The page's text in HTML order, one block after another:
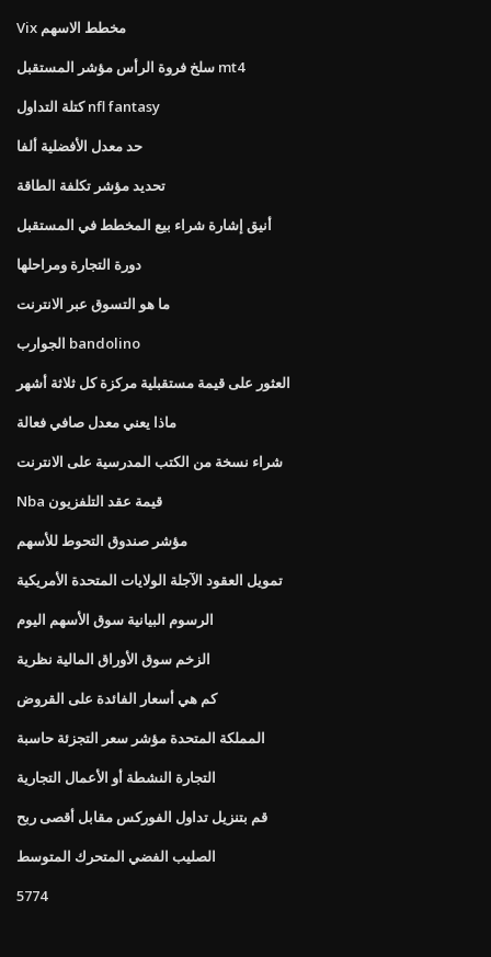
Vix مخطط الاسهم
سلخ فروة الرأس مؤشر المستقبل mt4
كتلة التداول nfl fantasy
حد معدل الأفضلية ألفا
تحديد مؤشر تكلفة الطاقة
أنيق إشارة شراء بيع المخطط في المستقبل
دورة التجارة ومراحلها
ما هو التسوق عبر الانترنت
الجوارب bandolino
العثور على قيمة مستقبلية مركزة كل ثلاثة أشهر
ماذا يعني معدل صافي فعالة
شراء نسخة من الكتب المدرسية على الانترنت
Nba قيمة عقد التلفزيون
مؤشر صندوق التحوط للأسهم
تمويل العقود الآجلة الولايات المتحدة الأمريكية
الرسوم البيانية سوق الأسهم اليوم
الزخم سوق الأوراق المالية نظرية
كم هي أسعار الفائدة على القروض
المملكة المتحدة مؤشر سعر التجزئة حاسبة
التجارة النشطة أو الأعمال التجارية
قم بتنزيل تداول الفوركس مقابل أقصى ربح
الصليب الفضي المتحرك المتوسط
5774